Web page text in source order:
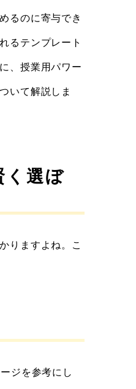
るのに寄与でき
るテンプレート
、授業用パワー
いて解説しま
く選ぼ
りますよね。こ
ジを参考にし